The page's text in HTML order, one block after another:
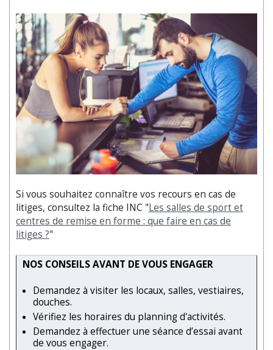
Si vous souhaitez connaître vos recours en cas de
litiges, consultez la fiche INC "Les salles de sport et
centres de remise en forme : que faire en cas de
litiges ?"
NOS CONSEILS AVANT DE VOUS ENGAGER
Demandez à visiter les locaux, salles, vestiaires,
douches.
Vérifiez les horaires du planning d'activités.
Demandez à effectuer une séance d’essai avant
de vous engager.